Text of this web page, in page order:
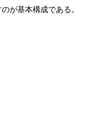
が基本構成である。